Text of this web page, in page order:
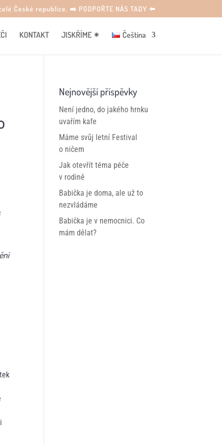
České republice. ➡️ PODPOŘTE NÁS TADY ⬅️
KONTAKT JISKŘÍME ✴ Čeština
Nejnovější příspěvky
Není jedno, do jakého hrnku
uvařím kafe
Máme svůj letní Festival
o ničem
Jak otevřít téma péče
v rodině
Babička je doma, ale už to
nezvládáme
Babička je v nemocnici. Co
mám dělat?